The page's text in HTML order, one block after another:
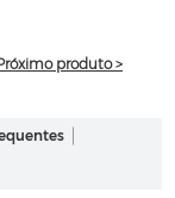
produto >